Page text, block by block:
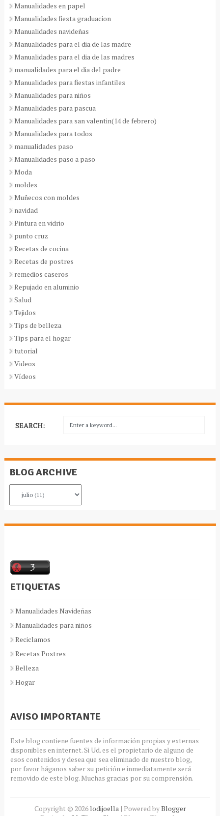
Manualidades en papel
Manualidades fiesta graduacion
Manualidades navideñas
Manualidades para el dia de las madre
Manualidades para el dia de las madres
manualidades para el dia del padre
Manualidades para fiestas infantiles
Manualidades para niños
Manualidades para pascua
Manualidades para san valentin(14 de febrero)
Manualidades para todos
manualidades paso
Manualidades paso a paso
Moda
moldes
Muñecos con moldes
navidad
Pintura en vidrio
punto cruz
Recetas de cocina
Recetas de postres
remedios caseros
Repujado en aluminio
Salud
Tejidos
Tips de belleza
Tips para el hogar
tutorial
Videos
Vídeos
SEARCH:
BLOG ARCHIVE
ETIQUETAS
Manualidades Navideñas
Manualidades para niños
Reciclamos
Recetas Postres
Belleza
Hogar
AVISO IMPORTANTE
Este blog contiene fuentes de información propias y externas
disponibles en internet. Si Ud. es el propietario de alguno de
esos contenidos y desea que sea eliminado de nuestro blog,
por favor háganos saber su petición e inmediatamente será
removido de este blog. Muchas gracias por su comprensión.
Copyright © 2026 lodijoella| Powered byBlogger